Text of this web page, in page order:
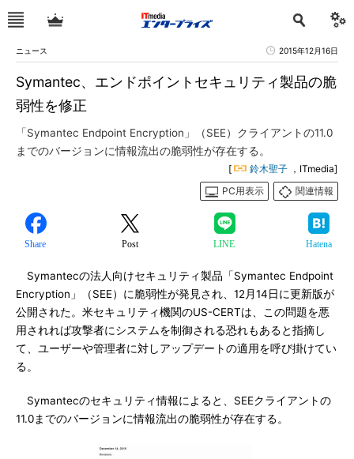
ニュース 2015年12月16日
Symantec、エンドポイントセキュリティ製品の脆
弱性を修正
「Symantec Endpoint Encryption」（SEE）クライアントの11.0
までのバージョンに情報流出の脆弱性が存在する。
[ 鈴木聖子 ，ITmedia]
PC用表示
関連情報
Share Post LINE Hatena
Symantecの法人向けセキュリティ製品「Symantec Endpoint
Encryption」（SEE）に脆弱性が発見され、12月14日に更新版が
公開された。米セキュリティ機関のUS-CERTは、この問題を悪
用されれば攻撃者にシステムを制御される恐れもあると指摘し
て、ユーザーや管理者に対しアップデートの適用を呼び掛けてい
る。
Symantecのセキュリティ情報によると、SEEクライアントの
11.0までのバージョンに情報流出の脆弱性が存在する。